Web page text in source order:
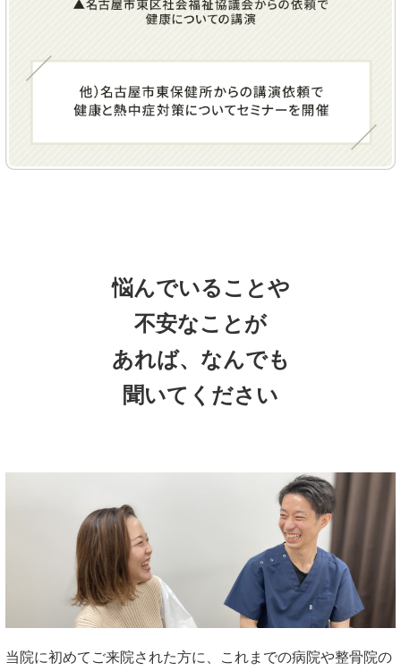
悩んでいることや
不安なことが
あれば、なんでも
聞いてください
当院に初めてご来院された方に、これまでの病院や整骨院の